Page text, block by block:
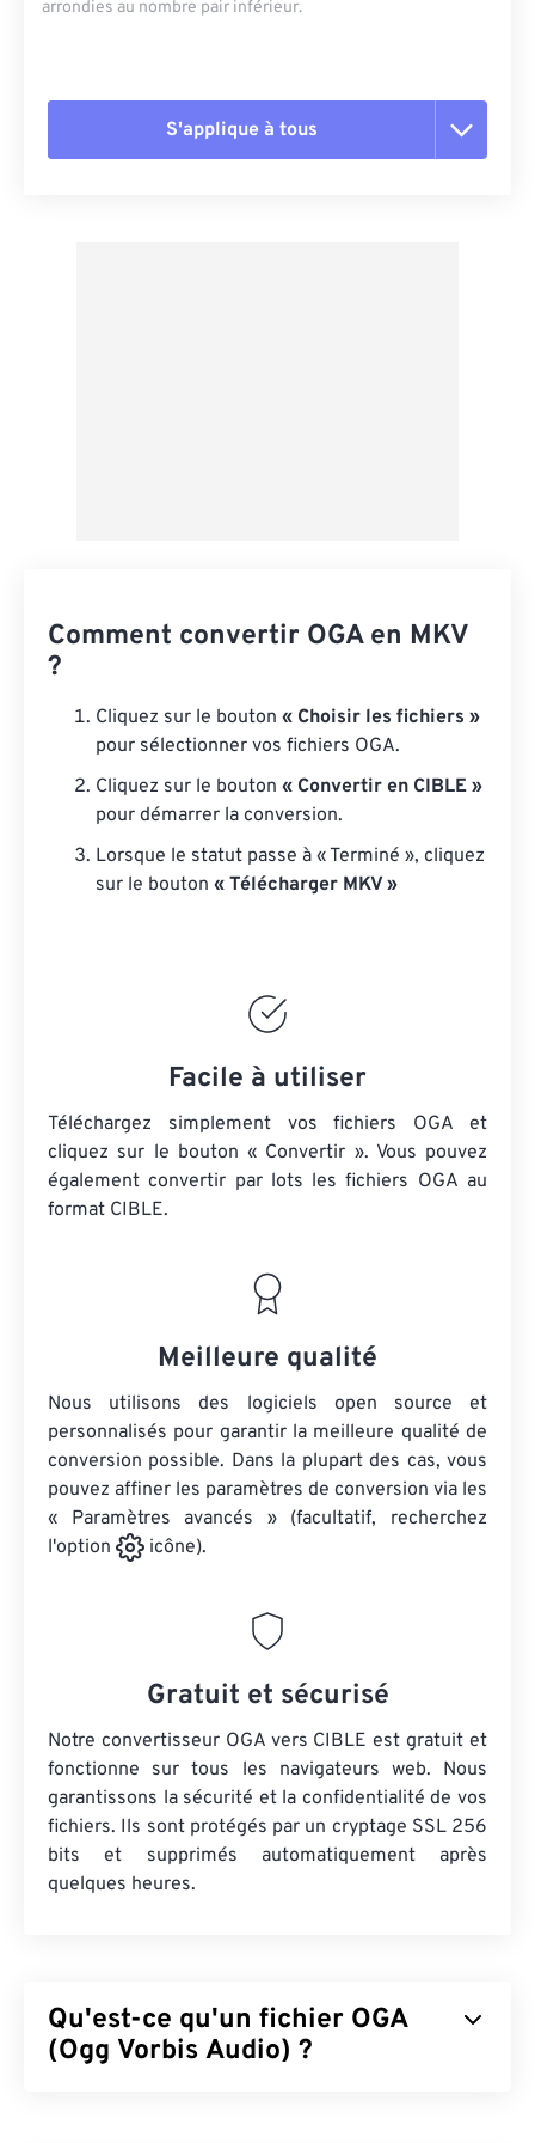
arrondies au nombre pair inférieur.
S'applique à tous
Comment convertir OGA en MKV
?
Cliquez sur le bouton « Choisir les fichiers »
pour sélectionner vos fichiers OGA.
Cliquez sur le bouton « Convertir en CIBLE »
pour démarrer la conversion.
Lorsque le statut passe à « Terminé », cliquez
sur le bouton « Télécharger MKV »
Facile à utiliser
Téléchargez simplement vos fichiers OGA et
cliquez sur le bouton « Convertir ». Vous pouvez
également convertir par lots les fichiers OGA au
format CIBLE.
Meilleure qualité
Nous utilisons des logiciels open source et
personnalisés pour garantir la meilleure qualité de
conversion possible. Dans la plupart des cas, vous
pouvez affiner les paramètres de conversion via les
« Paramètres avancés » (facultatif, recherchez
l'option
icône).
Gratuit et sécurisé
Notre convertisseur OGA vers CIBLE est gratuit et
fonctionne sur tous les navigateurs web. Nous
garantissons la sécurité et la confidentialité de vos
fichiers. Ils sont protégés par un cryptage SSL 256
bits et supprimés automatiquement après
quelques heures.
Qu'est-ce qu'un fichier OGA
(Ogg Vorbis Audio) ?